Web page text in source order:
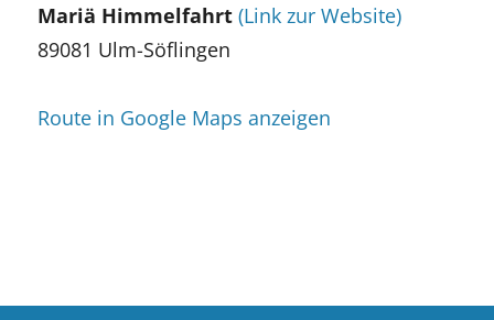
Mariä Himmelfahrt (Link zur Website)
89081 Ulm-Söflingen
Route in Google Maps anzeigen